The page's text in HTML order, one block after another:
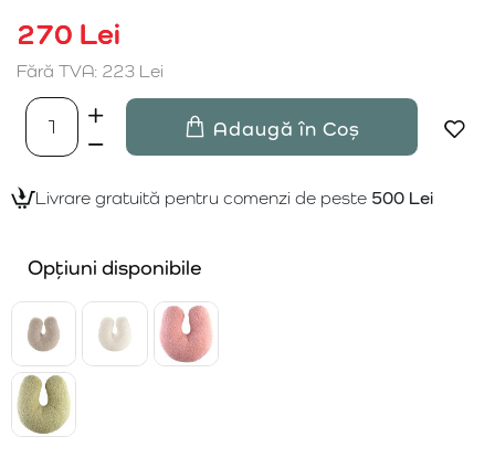
270 Lei
Fără TVA: 223 Lei
Adaugă în Coș
Livrare gratuită pentru comenzi de peste 500 Lei
Opțiuni disponibile